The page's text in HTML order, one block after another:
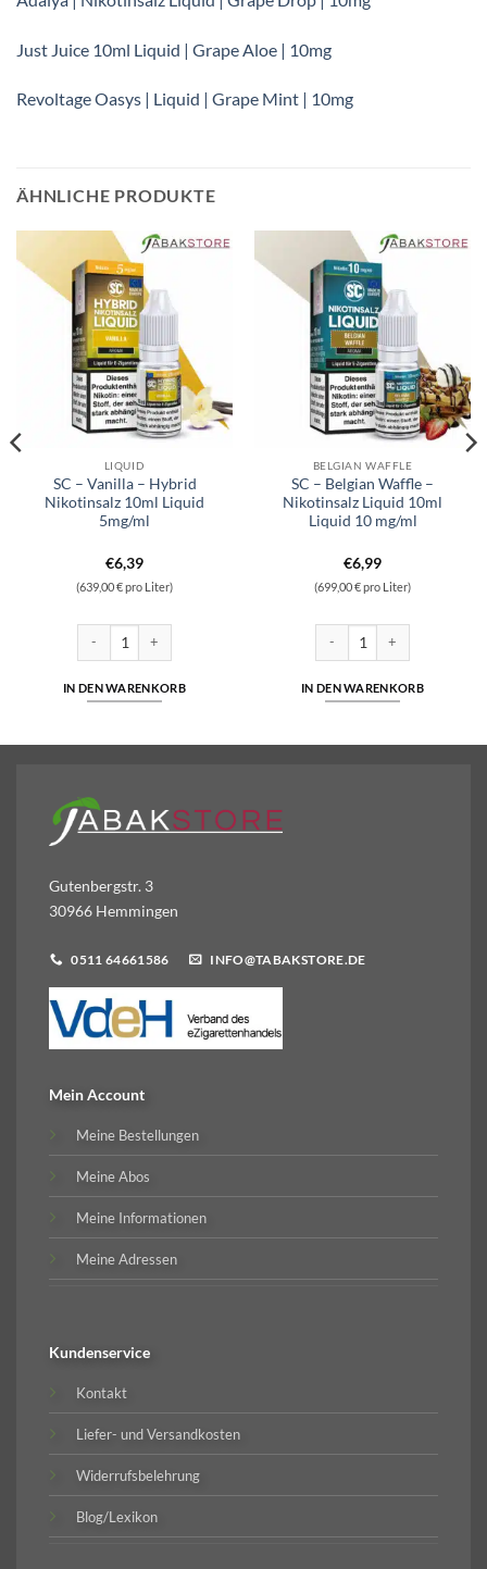
Just Juice 10ml Liquid | Grape Aloe | 10mg
Revoltage Oasys | Liquid | Grape Mint | 10mg
ÄHNLICHE PRODUKTE
LIQUID
SC – Vanilla – Hybrid
Nikotinsalz 10ml Liquid
5mg/ml
€6,39
(639,00 € pro Liter)
IN DEN WARENKORB
BELGIAN WAFFLE
SC – Belgian Waffle –
Nikotinsalz Liquid 10ml
Liquid 10 mg/ml
€6,99
(699,00 € pro Liter)
IN DEN WARENKORB
Gutenbergstr. 3
30966 Hemmingen
0511 64661586 INFO@TABAKSTORE.DE
Mein Account
Meine Bestellungen
Meine Abos
Meine Informationen
Meine Adressen
Kundenservice
Kontakt
Liefer- und Versandkosten
Widerrufsbelehrung
Blog/Lexikon